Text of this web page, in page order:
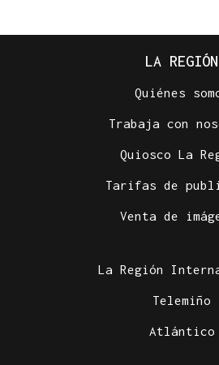
LA REGIÓN
Quiénes
Trabaja con
Quiosco La
Tarifas de
Venta de
La Región
Telemiño
Atlántico